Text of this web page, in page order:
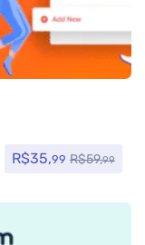
R$35,99 R$59,99